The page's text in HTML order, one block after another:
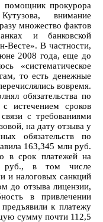
прокурора
внимание
множество фактов
и банковской
Весте». В частности,
2008 года, еще до
«систематическое
то есть денежные
вовремя.
обязательства по
истечением сроков
с требованиями
на дату отзыва у
обязательств по
163,345 млн руб.
в срок платежей на
в том числе
и налоговых санкций
до отзыва лицензии,
в привлечении
к платежу
сумму почти 112,5